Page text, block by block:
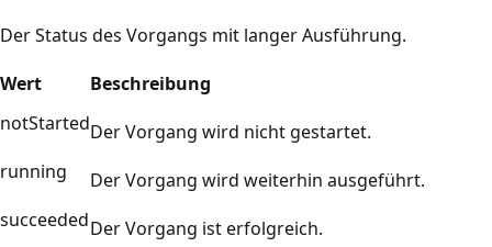
Der Status des Vorgangs mit langer Ausführung.
Wert
Beschreibung
notStartedDer Vorgang wird nicht gestartet.
running
Der Vorgang wird weiterhin ausgeführt.
succeededDer Vorgang ist erfolgreich.